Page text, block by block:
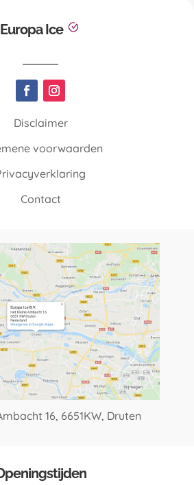
Europa Ice
Disclaimer
voorwaarden
Contact
16, 6651KW, Druten